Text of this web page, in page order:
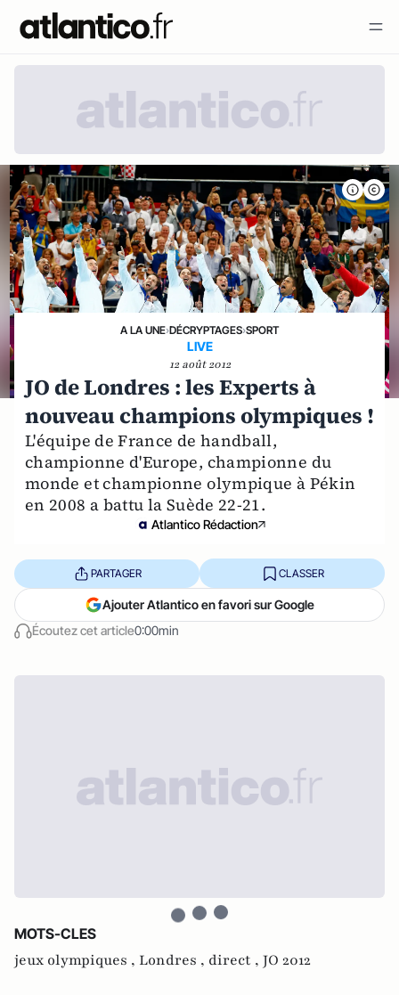
A LA UNE›DÉCRYPTAGES›SPORT
LIVE
12 août 2012
JO de Londres : les Experts à
nouveau champions olympiques !
L'équipe de France de handball,
championne d'Europe, championne du
monde et championne olympique à Pékin
en 2008 a battu la Suède 22-21.
Atlantico Rédaction
Écoutez cet article0:00min
PARTAGER CLASSER
Ajouter Atlantico en favori sur Google
MOTS-CLES
jeux olympiques , Londres , direct , JO 2012